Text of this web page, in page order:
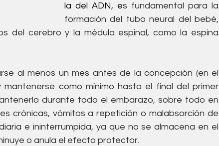
la del ADN, es fundamental para la
formación del tubo neural del bebé,
al menos un mes antes de la concepción (en el
como mínimo hasta el final del primer
durante todo el embarazo, sobre todo en
crónicas, vómitos a repetición o malabsorción de
e ininterrumpida, ya que no se almacena en el
o anula el efecto protector.